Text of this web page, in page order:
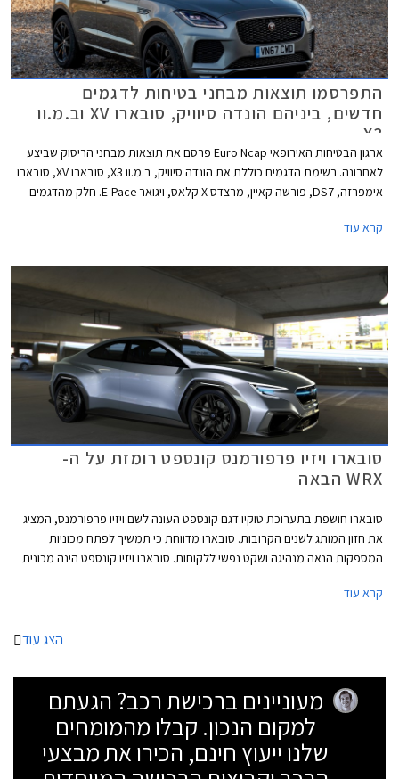
התפרסמו תוצאות מבחני בטיחות לדגמים
חדשים, ביניהם הונדה סיוויק, סובארו XV וב.מ.וו
X3
ארגון הבטיחות האירופאי Euro Ncap פרסם את תוצאות מבחני הריסוק שביצע
לאחרונה. רשימת הדגמים כוללת את הונדה סיוויק, ב.מ.וו X3, סובארו XV, סובארו
אימפרזה, DS7, פורשה קאיין, מרצדס X קלאס, ויגואר E-Pace. חלק מהדגמים
הדגמים שנבחנו זכו בציון מרבי של חמישה כוכבי בטיחות.
קרא עוד
סובארו ויזיו פרפורמנס קונספט רומזת על ה-
WRX הבאה
סובארו חושפת בתערוכת טוקיו דגם קונספט העונה לשם ויזיו פרפורמנס, המציג
את חזון המותג לשנים הקרובות. סובארו מדווחת כי תמשיך לפתח מכוניות
המספקות הנאה מנהיגה ושקט נפשי ללקוחות. סובארו ויזיו קונספט הינה מכונית
קרוסאוברים בלבד.
קרא עוד
הצג עוד
מעוניינים ברכישת רכב? הגעתם
למקום הנכון. קבלו מהמומחים
שלנו ייעוץ חינם, הכירו את מבצעי